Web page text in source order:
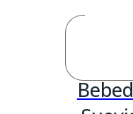
precios:
477,95 €